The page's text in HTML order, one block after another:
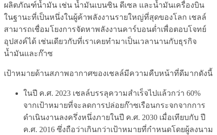
ผลิตภัณฑ์น้ำมัน เช่น น้ำมันเบนซิน ดีเซล และน้ำมันเครื่องบิน
ในฐานะที่เป็นหนึ่งในผู้ค้าพลังงานรายใหญ่ที่สุดของโลก เชลล์
สามารถเชื่อมโยงการจัดหาพลังงานคาร์บอนต่ำเพื่อตอบโจทย์
อุปสงค์ได้ เช่นเดียวกับที่เราเคยทำมาเป็นเวลานานกับธุรกิจ
น้ำมันและก๊าซ
เป้าหมายด้านสภาพอากาศของเชลล์มีความคืบหน้าที่ดีมากดังนี้
ในปี ค.ศ. 2023 เชลล์บรรลุความสำเร็จไปแล้วกว่า 60%
จากเป้าหมายที่จะลดการปล่อยก๊าซเรือนกระจกจากการ
ดำเนินงานลงครึ่งหนึ่งภายในปี ค.ศ. 2030 เมื่อเทียบกับ ปี
ค.ศ. 2016 ซึ่งถือว่าเกินกว่าเป้าหมายที่กำหนดโดยผู้ลงนาม